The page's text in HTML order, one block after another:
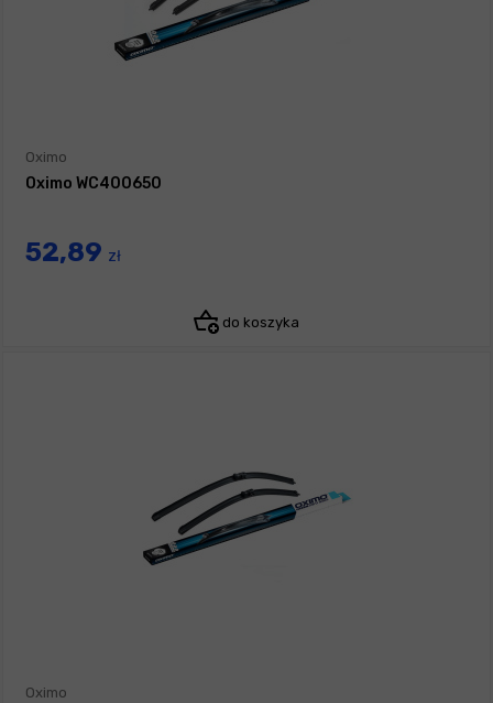
Oximo
Oximo WC400650
52,89 zł
do koszyka
Oximo